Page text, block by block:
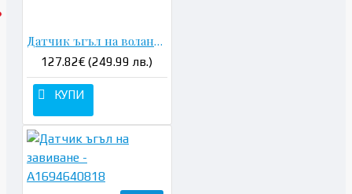
Датчик ъгъл на волана - A1694640318
127.82€ (249.99 лв.)
КУПИ